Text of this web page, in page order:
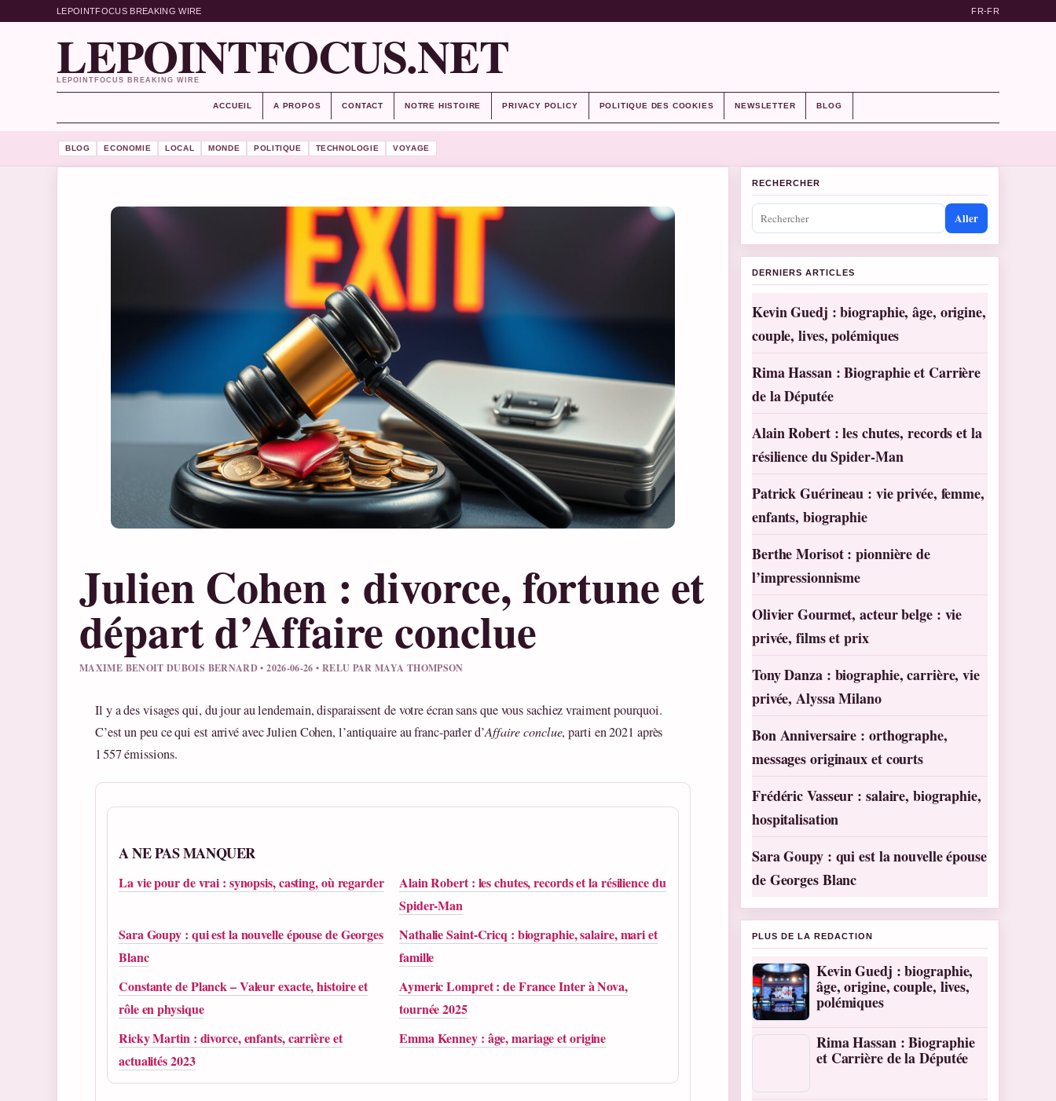
LEPOINTFOCUS BREAKING WIRE FR-FR
LEPOINTFOCUS.NET
LEPOINTFOCUS BREAKING WIRE
ACCUEIL A PROPOS CONTACT NOTRE HISTOIRE PRIVACY POLICY POLITIQUE DES COOKIES NEWSLETTER BLOG
BLOG ECONOMIE LOCAL MONDE POLITIQUE TECHNOLOGIE VOYAGE
Julien Cohen : divorce, fortune et
départ d’Affaire conclue
MAXIME BENOIT DUBOIS BERNARD • 2026-06-26 • RELU PAR MAYA THOMPSON
Il y a des visages qui, du jour au lendemain, disparaissent de votre écran sans que vous sachiez vraiment pourquoi.
C’est un peu ce qui est arrivé avec Julien Cohen, l’antiquaire au franc-parler d’Affaire conclue, parti en 2021 après
1 557 émissions.
A NE PAS MANQUER
La vie pour de vrai : synopsis, casting, où regarder
Alain Robert : les chutes, records et la résilience du
Spider-Man
Sara Goupy : qui est la nouvelle épouse de Georges
Blanc
Nathalie Saint-Cricq : biographie, salaire, mari et
famille
Constante de Planck – Valeur exacte, histoire et
rôle en physique
Aymeric Lompret : de France Inter à Nova,
tournée 2025
Ricky Martin : divorce, enfants, carrière et
actualités 2023
Emma Kenney : âge, mariage et origine
RECHERCHER
Aller
DERNIERS ARTICLES
Kevin Guedj : biographie, âge, origine,
couple, lives, polémiques
Rima Hassan : Biographie et Carrière
de la Députée
Alain Robert : les chutes, records et la
résilience du Spider-Man
Patrick Guérineau : vie privée, femme,
enfants, biographie
Berthe Morisot : pionnière de
l’impressionnisme
Olivier Gourmet, acteur belge : vie
privée, films et prix
Tony Danza : biographie, carrière, vie
privée, Alyssa Milano
Bon Anniversaire : orthographe,
messages originaux et courts
Frédéric Vasseur : salaire, biographie,
hospitalisation
Sara Goupy : qui est la nouvelle épouse
de Georges Blanc
PLUS DE LA REDACTION
Kevin Guedj : biographie,
âge, origine, couple, lives,
polémiques
Rima Hassan : Biographie
et Carrière de la Députée